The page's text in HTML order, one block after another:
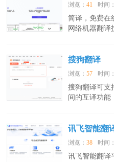
浏览：41 时间
简译，免费在
网络机器翻译
搜狗翻译
浏览：57 时间
搜狗翻译可支
间的互译功能
讯飞智能翻
浏览：38 时间
讯飞智能翻译